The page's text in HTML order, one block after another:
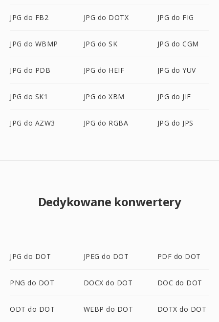
JPG do FB2 JPG do DOTX JPG do FIG
JPG do WBMP JPG do SK JPG do CGM
JPG do PDB JPG do HEIF JPG do YUV
JPG do SK1 JPG do XBM JPG do JIF
JPG do AZW3 JPG do RGBA JPG do JPS
Dedykowane konwertery
JPG do DOT JPEG do DOT PDF do DOT
PNG do DOT DOCX do DOT DOC do DOT
ODT do DOT WEBP do DOT DOTX do DOT